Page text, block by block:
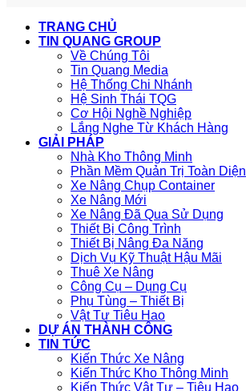
TRANG CHỦ
TIN QUANG GROUP
Về Chúng Tôi
Tin Quang Media
Hệ Thống Chi Nhánh
Hệ Sinh Thái TQG
Cơ Hội Nghề Nghiệp
Lắng Nghe Từ Khách Hàng
GIẢI PHÁP
Nhà Kho Thông Minh
Phần Mềm Quản Trị Toàn Diện
Xe Nâng Chụp Container
Xe Nâng Mới
Xe Nâng Đã Qua Sử Dụng
Thiết Bị Công Trình
Thiết Bị Nâng Đa Năng
Dịch Vụ Kỹ Thuật Hậu Mãi
Thuê Xe Nâng
Công Cụ – Dụng Cụ
Phụ Tùng – Thiết Bị
Vật Tư Tiêu Hao
DỰ ÁN THÀNH CÔNG
TIN TỨC
Kiến Thức Xe Nâng
Kiến Thức Kho Thông Minh
Kiến Thức Vật Tư – Tiêu Hao